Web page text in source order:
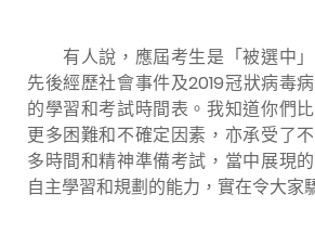
有人說，應屆考生是「被選中」
先後經歷社會事件及2019冠狀病毒
的學習和考試時間表。我知道你們
更多困難和不確定因素，亦承受了
多時間和精神準備考試，當中展現
自主學習和規劃的能力，實在令大家